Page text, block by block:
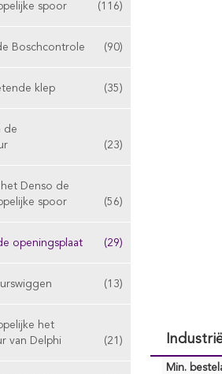
spoor
(116)
Boschcontrole (90)
klep (35)
de
(23)
het Denso de
spoor
(56)
openingsplaat (29)
(13)
het
van Delphi
(21)
Min.